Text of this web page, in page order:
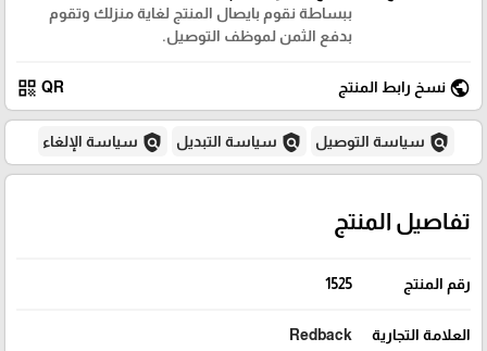
ببساطة نقوم بايصال المنتج لغاية منزلك وتقوم
بدفع الثمن لموظف التوصيل.
public نسخ رابط المنتج QR
qr_code
policy سياسة التوصيل policy سياسة التبديل policy سياسة الإلغاء
تفاصيل المنتج
رقم المنتج 1525
العلامة التجارية Redback